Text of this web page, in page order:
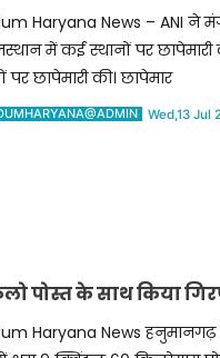
Haryana News – ANI ने
में कई स्थानों पर
पर छापेमारी की। छापेमार
Wed,13 Jul
पोस्त के साथ किया
Haryana News हनुमानगढ़